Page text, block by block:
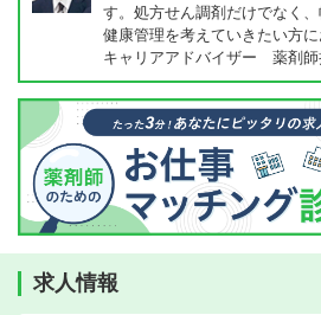
す。処方せん調剤だけでなく
健康管理を考えていきたい方に
キャリアアドバイザー 薬剤師
求人情報